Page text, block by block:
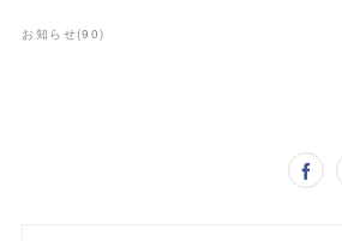
お知らせ(90)